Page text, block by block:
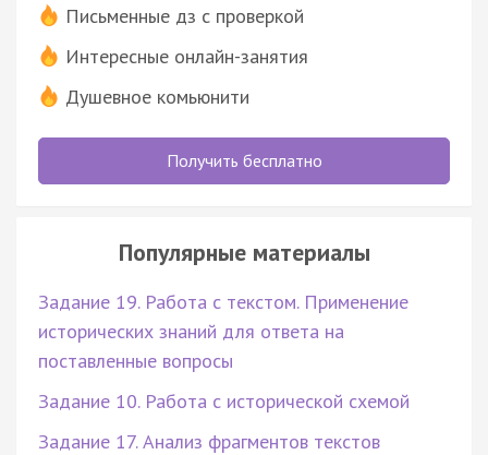
Письменные дз с проверкой
Интересные онлайн-занятия
Душевное комьюнити
Получить бесплатно
Популярные материалы
Задание 19. Работа с текстом. Применение
исторических знаний для ответа на
поставленные вопросы
Задание 10. Работа с исторической схемой
Задание 17. Анализ фрагментов текстов